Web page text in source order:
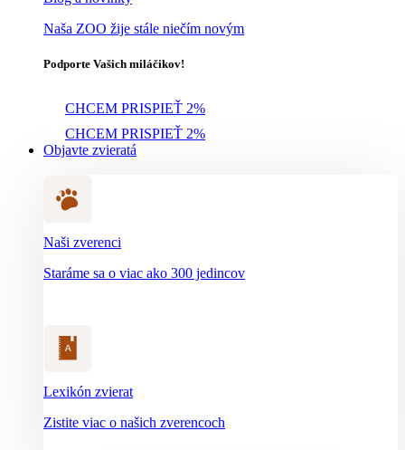
Naša ZOO žije stále niečím novým
Podporte Vašich miláčikov!
CHCEM PRISPIEŤ 2%
CHCEM PRISPIEŤ 2%
Objavte zvieratá
Naši zverenci
Staráme sa o viac ako 300 jedincov
Lexikón zvierat
Zistite viac o našich zverencoch